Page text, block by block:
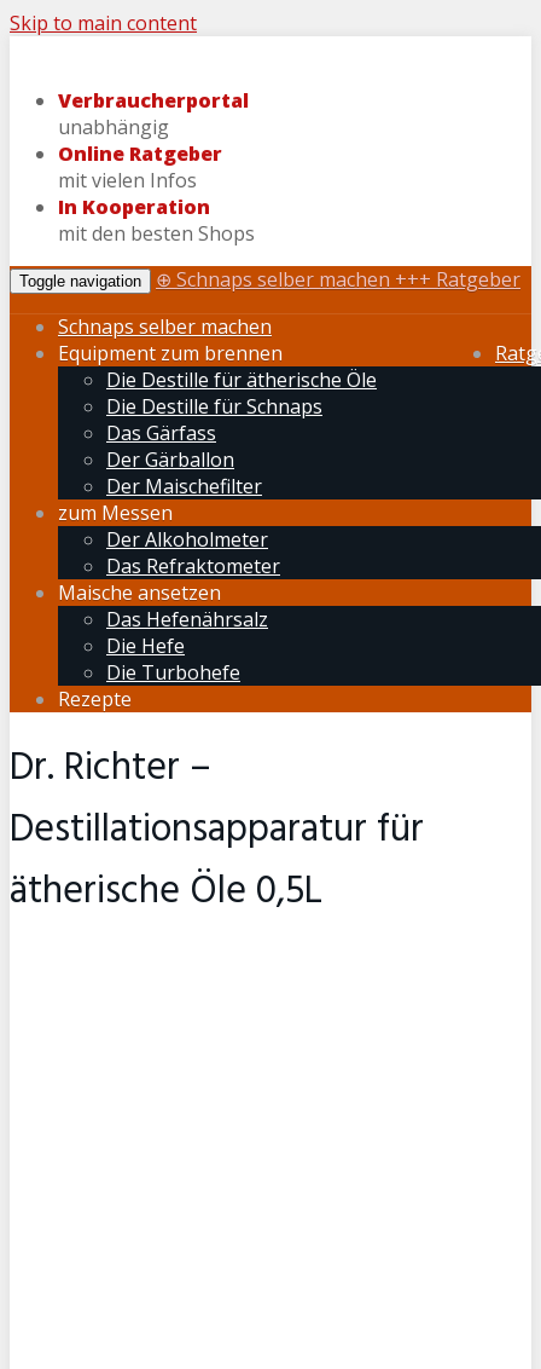
Skip to main content
Verbraucherportal
unabhängig
Online Ratgeber
mit vielen Infos
In Kooperation
mit den besten Shops
Toggle navigation
⊕ Schnaps selber machen +++ Ratgeber
Schnaps selber machen
Equipment zum brennen
Die Destille für ätherische Öle
Die Destille für Schnaps
Das Gärfass
Der Gärballon
Der Maischefilter
zum Messen
Der Alkoholmeter
Das Refraktometer
Maische ansetzen
Das Hefenährsalz
Die Hefe
Die Turbohefe
Rezepte
Dr. Richter –
Destillationsapparatur für
ätherische Öle 0,5L